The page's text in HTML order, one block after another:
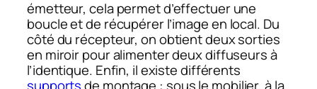
émetteur, cela permet d’effectuer une
boucle et de récupérer l’image en local. Du
côté du récepteur, on obtient deux sorties
en miroir pour alimenter deux diffuseurs à
l’identique. Enfin, il existe différents